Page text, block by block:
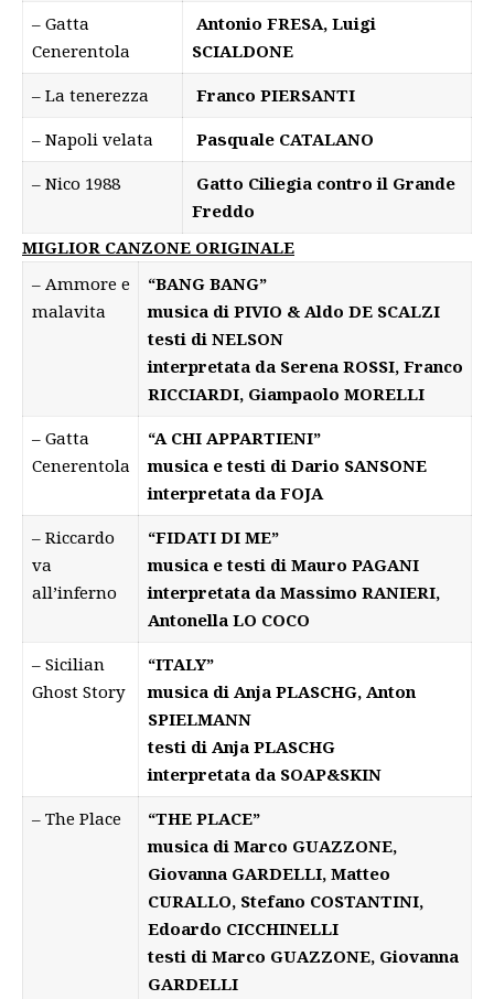
– Gatta
Cenerentola
Antonio FRESA, Luigi
SCIALDONE
– La tenerezza
Franco PIERSANTI
– Napoli velata
Pasquale CATALANO
– Nico 1988
Gatto Ciliegia contro il Grande
Freddo
MIGLIOR CANZONE ORIGINALE
– Ammore e
malavita
“BANG BANG”
musica di PIVIO & Aldo DE SCALZI
testi di NELSON
interpretata da Serena ROSSI, Franco
RICCIARDI, Giampaolo MORELLI
– Gatta
Cenerentola
“A CHI APPARTIENI”
musica e testi di Dario SANSONE
interpretata da FOJA
– Riccardo
va
all’inferno
“FIDATI DI ME”
musica e testi di Mauro PAGANI
interpretata da Massimo RANIERI,
Antonella LO COCO
– Sicilian
Ghost Story
“ITALY”
musica di Anja PLASCHG, Anton
SPIELMANN
testi di Anja PLASCHG
interpretata da SOAP&SKIN
– The Place
“THE PLACE”
musica di Marco GUAZZONE,
Giovanna GARDELLI, Matteo
CURALLO, Stefano COSTANTINI,
Edoardo CICCHINELLI
testi di Marco GUAZZONE, Giovanna
GARDELLI